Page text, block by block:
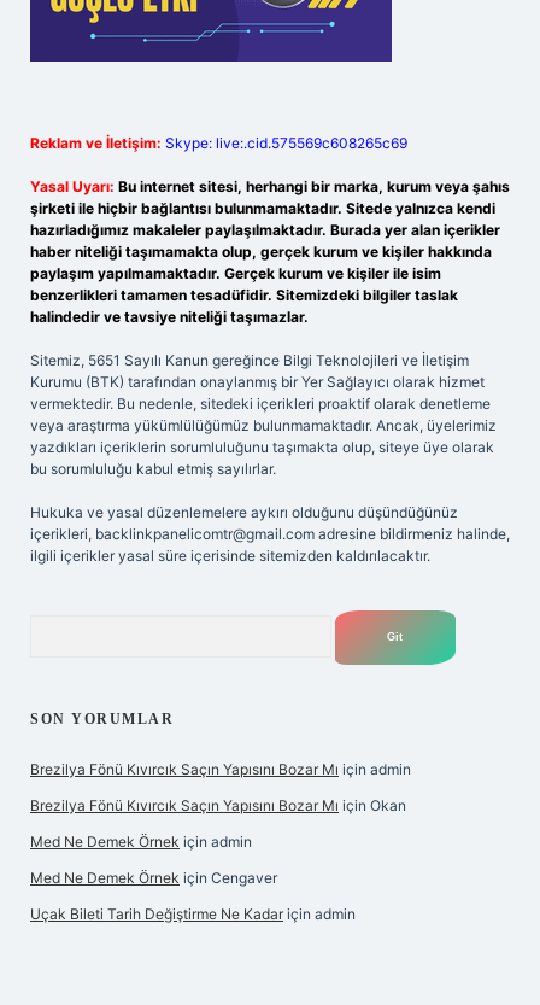
Reklam ve İletişim: Skype: live:.cid.575569c608265c69
Yasal Uyarı: Bu internet sitesi, herhangi bir marka, kurum veya şahıs
şirketi ile hiçbir bağlantısı bulunmamaktadır. Sitede yalnızca kendi
hazırladığımız makaleler paylaşılmaktadır. Burada yer alan içerikler
haber niteliği taşımamakta olup, gerçek kurum ve kişiler hakkında
paylaşım yapılmamaktadır. Gerçek kurum ve kişiler ile isim
benzerlikleri tamamen tesadüfidir. Sitemizdeki bilgiler taslak
halindedir ve tavsiye niteliği taşımazlar.
Sitemiz, 5651 Sayılı Kanun gereğince Bilgi Teknolojileri ve İletişim
Kurumu (BTK) tarafından onaylanmış bir Yer Sağlayıcı olarak hizmet
vermektedir. Bu nedenle, sitedeki içerikleri proaktif olarak denetleme
veya araştırma yükümlülüğümüz bulunmamaktadır. Ancak, üyelerimiz
yazdıkları içeriklerin sorumluluğunu taşımakta olup, siteye üye olarak
bu sorumluluğu kabul etmiş sayılırlar.
Hukuka ve yasal düzenlemelere aykırı olduğunu düşündüğünüz
içerikleri, backlinkpanelicomtr@gmail.com adresine bildirmeniz halinde,
ilgili içerikler yasal süre içerisinde sitemizden kaldırılacaktır.
SON YORUMLAR
Brezilya Fönü Kıvırcık Saçın Yapısını Bozar Mı için admin
Brezilya Fönü Kıvırcık Saçın Yapısını Bozar Mı için Okan
Med Ne Demek Örnek için admin
Med Ne Demek Örnek için Cengaver
Uçak Bileti Tarih Değiştirme Ne Kadar için admin